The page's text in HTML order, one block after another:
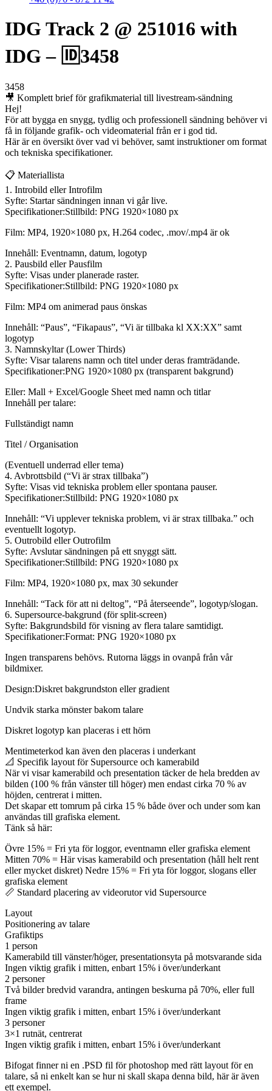
IDG Track 2 @ 251016 with
IDG – 🆔3458
3458
🎥 Komplett brief för grafikmaterial till livestream-sändning
Hej!
För att bygga en snygg, tydlig och professionell sändning behöver vi
få in följande grafik- och videomaterial från er i god tid.
Här är en översikt över vad vi behöver, samt instruktioner om format
och tekniska specifikationer.
📋 Materiallista
1. Introbild eller Introfilm
Syfte: Startar sändningen innan vi går live.
Specifikationer:Stillbild: PNG 1920×1080 px
Film: MP4, 1920×1080 px, H.264 codec, .mov/.mp4 är ok
Innehåll: Eventnamn, datum, logotyp
2. Pausbild eller Pausfilm
Syfte: Visas under planerade raster.
Specifikationer:Stillbild: PNG 1920×1080 px
Film: MP4 om animerad paus önskas
Innehåll: “Paus”, “Fikapaus”, “Vi är tillbaka kl XX:XX” samt
logotyp
3. Namnskyltar (Lower Thirds)
Syfte: Visar talarens namn och titel under deras framträdande.
Specifikationer:PNG 1920×1080 px (transparent bakgrund)
Eller: Mall + Excel/Google Sheet med namn och titlar
Innehåll per talare:
Fullständigt namn
Titel / Organisation
(Eventuell underrad eller tema)
4. Avbrottsbild (“Vi är strax tillbaka”)
Syfte: Visas vid tekniska problem eller spontana pauser.
Specifikationer:Stillbild: PNG 1920×1080 px
Innehåll: “Vi upplever tekniska problem, vi är strax tillbaka.” och
eventuellt logotyp.
5. Outrobild eller Outrofilm
Syfte: Avslutar sändningen på ett snyggt sätt.
Specifikationer:Stillbild: PNG 1920×1080 px
Film: MP4, 1920×1080 px, max 30 sekunder
Innehåll: “Tack för att ni deltog”, “På återseende”, logotyp/slogan.
6. Supersource-bakgrund (för split-screen)
Syfte: Bakgrundsbild för visning av flera talare samtidigt.
Specifikationer:Format: PNG 1920×1080 px
Ingen transparens behövs. Rutorna läggs in ovanpå från vår
bildmixer.
Design:Diskret bakgrundston eller gradient
Undvik starka mönster bakom talare
Diskret logotyp kan placeras i ett hörn
Mentimeterkod kan även den placeras i underkant
📐 Specifik layout för Supersource och kamerabild
När vi visar kamerabild och presentation täcker de hela bredden av
bilden (100 % från vänster till höger) men endast cirka 70 % av
höjden, centrerat i mitten.
Det skapar ett tomrum på cirka 15 % både över och under som kan
användas till grafiska element.
Tänk så här:
Övre 15% = Fri yta för loggor, eventnamn eller grafiska element
Mitten 70% = Här visas kamerabild och presentation (håll helt rent
eller mycket diskret) Nedre 15% = Fri yta för loggor, slogans eller
grafiska element
📏 Standard placering av videorutor vid Supersource
Layout
Positionering av talare
Grafiktips
1 person
Kamerabild till vänster/höger, presentationsyta på motsvarande sida
Ingen viktig grafik i mitten, enbart 15% i över/underkant
2 personer
Två bilder bredvid varandra, antingen beskurna på 70%, eller full
frame
Ingen viktig grafik i mitten, enbart 15% i över/underkant
3 personer
3×1 rutnät, centrerat
Ingen viktig grafik i mitten, enbart 15% i över/underkant
Bifogat finner ni en .PSD fil för photoshop med rätt layout för en
talare, så ni enkelt kan se hur ni skall skapa denna bild, här är även
ett exempel.